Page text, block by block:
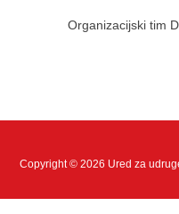
Organizacijski tim
Copyright © 2026 Ured za